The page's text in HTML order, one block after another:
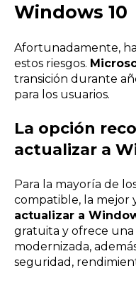
Windows 10
Afortunadamente,
estos riesgos.
transición durante
para los usuarios.
La opción
actualizar a
Para la mayoría de
compatible, la mejor
actualizar a
gratuita y ofrece
modernizada,
seguridad,